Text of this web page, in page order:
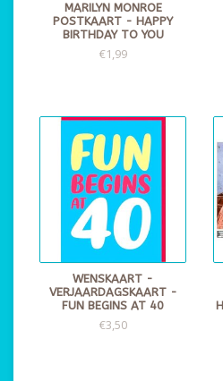
MARILYN MONROE
POSTKAART - HAPPY
BIRTHDAY TO YOU
€1,99
WENSKAART -
VERJAARDAGSKAART -
FUN BEGINS AT 40
€3,50